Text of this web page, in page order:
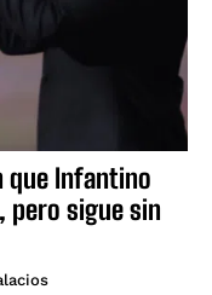
que Infantino
pero sigue sin